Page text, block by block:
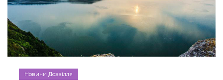
Новини Дозвілля